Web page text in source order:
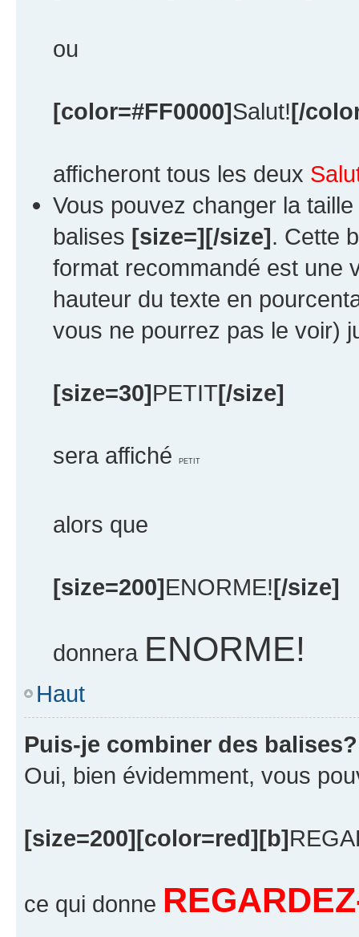
ou
[color=#FF0000]Salut![/
afficheront tous les deux
Vous pouvez changer la
balises [size=][/size]. Cette
format recommandé est une
hauteur du texte en
vous ne pourrez pas le voir)
[size=30]PETIT[/size]
sera affiché PETIT
alors que
[size=200]ENORME![/size]
donnera ENORME!
Haut
Puis-je combiner des balises?
Oui, bien évidemment, vous
[size=200][color=red][b]
ce qui donne